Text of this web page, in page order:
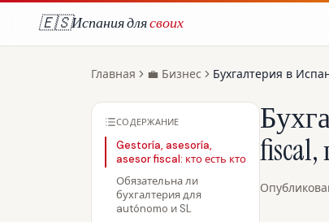
🇪🇸Испания длясвоих
Главная 💼 Бизнес Бухгалтерия в
СОДЕРЖАНИЕ
Gestoría, asesoría,
asesor fiscal: кто есть кто
Обязательна ли
бухгалтерия для
autónomo и SL